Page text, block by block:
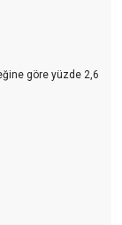
göre yüzde 2,6